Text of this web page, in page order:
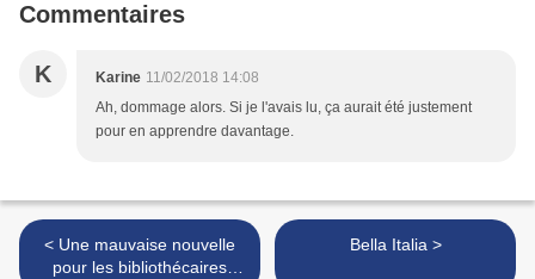
Commentaires
K Karine 11/02/2018 14:08
Ah, dommage alors. Si je l'avais lu, ça aurait été justement
pour en apprendre davantage.
< Une mauvaise nouvelle
pour les bibliothécaires
Bella Italia >